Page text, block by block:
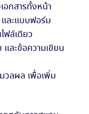
อกสารทั้งหน้า
ละแบบฟอร์ม
ฟล์เดียว
และข้อความเขียน
วลผล เพื่อเพิ่ม